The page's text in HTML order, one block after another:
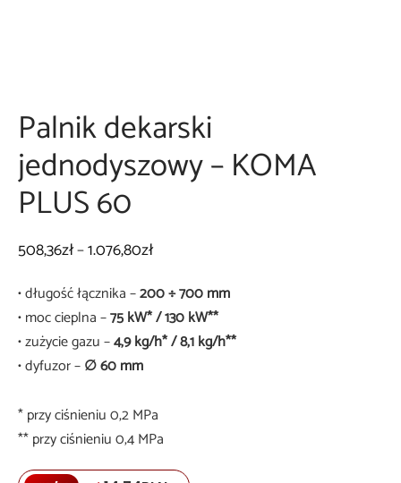
Palnik dekarski
jednodyszowy – KOMA
PLUS 60
508,36zł–1.076,80złZakres
508,36zł
do
1.076,80zł
• długość łącznika –200 ÷ 700 mm
• moc cieplna –75 kW* / 130 kW**
• zużycie gazu –4,9 kg/h* / 8,1 kg/h**
• dyfuzor –∅ 60 mm
* przy ciśnieniu 0,2 MPa
** przy ciśnieniu 0,4 MPa
zakładkowe
do lutowania
do transportu butli
do papy